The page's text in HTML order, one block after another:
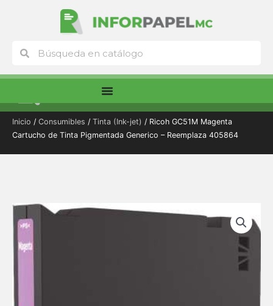
Buscar
Inicio / Consumibles / Tinta (Ink-jet) / Ricoh GC51M Magenta
Cartucho de Tinta Pigmentada Generico – Reemplaza 405864